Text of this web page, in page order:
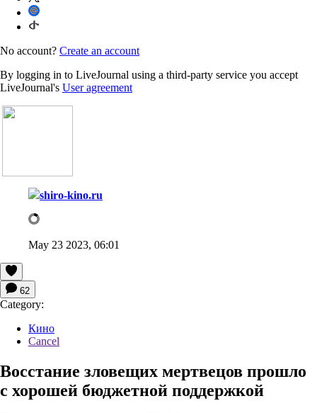
No account? Create an account
By logging in to LiveJournal using a third-party service you accept
LiveJournal's User agreement
shiro-kino.ru
May 23 2023, 06:01
62
Category:
Кино
Cancel
Восстание зловещих мертвецов прошло
с хорошей бюджетной поддержкой